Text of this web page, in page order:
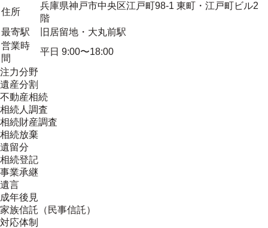
住所
兵庫県神戸市中央区江戸町98-1 東町・江戸町ビル2
階
最寄駅
旧居留地・大丸前駅
営業時
間
平日 9:00〜18:00
注力分野
遺産分割
不動産相続
相続人調査
相続財産調査
相続放棄
遺留分
相続登記
事業承継
遺言
成年後見
家族信託（民事信託）
対応体制